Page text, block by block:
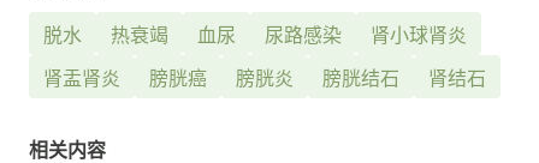
脱水
热衰竭 血尿 尿路感染
肾小球肾炎
肾盂肾炎
膀胱癌 膀胱炎 膀胱结石 肾结石
相关内容